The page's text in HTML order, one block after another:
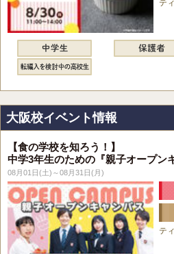
テ
大阪校イベント情報
【食の学校を知ろう！】
中学3年生のための『親子オープン
08月01日(土)～08月31日(月)
テ